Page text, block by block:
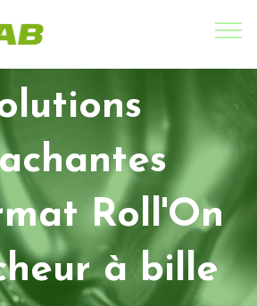
Roll'On
à bille